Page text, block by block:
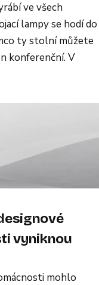
ve všech
lampy se hodí do
ty stolní můžete
konferenční. V
vyniknou
mohlo